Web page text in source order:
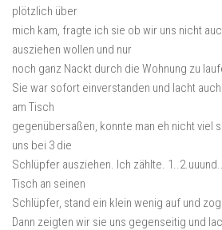
plötzlich über
mich kam, fragte ich sie ob wir uns nicht
ausziehen wollen und nur
noch ganz Nackt durch die Wohnung zu
Sie war sofort einverstanden und lacht
am Tisch
gegenübersaßen, konnte man eh nicht viel
uns bei 3 die
Schlüpfer ausziehen. Ich zählte.
Tisch an seinen
Schlüpfer, stand ein klein wenig auf und
Dann zeigten wir sie uns gegenseitig und